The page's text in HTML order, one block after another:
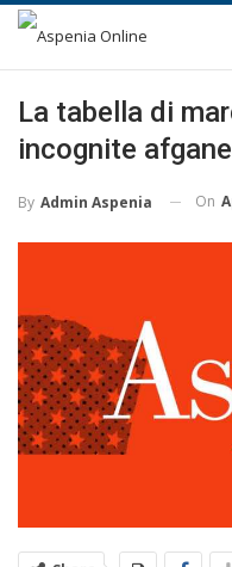
La tabella di
incognite afgane
By Admin Aspenia On